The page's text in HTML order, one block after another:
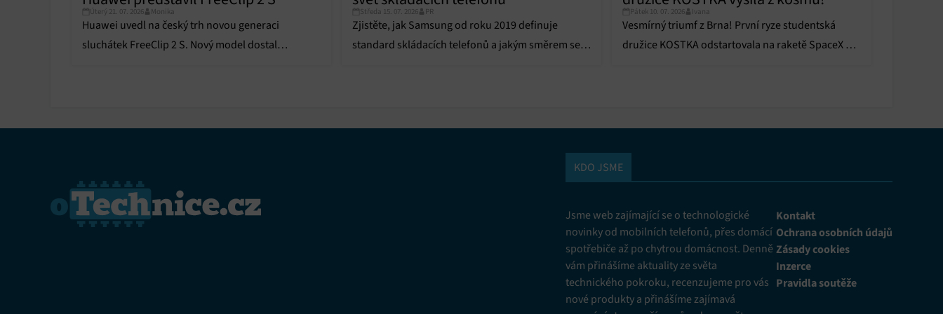
Úterý 21. 07. 2026 Monika
Huawei uvedl na český trh novou generaci
sluchátek FreeClip 2 S. Nový model dostal
Středa 15. 07. 2026 PR
Zjistěte, jak Samsung od roku 2019 definuje
standard skládacích telefonů a jakým směrem se
Pátek 10. 07. 2026 Ivana
Vesmírný triumf z Brna! První ryze studentská
družice KOSTKA odstartovala na raketě SpaceX a
KDO JSME
Jsme web zajímající se o technologické
novinky od mobilních telefonů, přes domácí
spotřebiče až po chytrou domácnost. Denně
vám přinášíme aktuality ze světa
technického pokroku, recenzujeme pro vás
nové produkty a přinášíme zajímavá
Kontakt
Ochrana osobních údajů
Zásady cookies
Inzerce
Pravidla soutěže